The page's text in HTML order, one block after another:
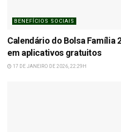
BENEFÍCIOS SOCIAIS
Calendário do Bolsa Família
em aplicativos gratuitos
17 DE JANEIRO DE 2026, 22:29H